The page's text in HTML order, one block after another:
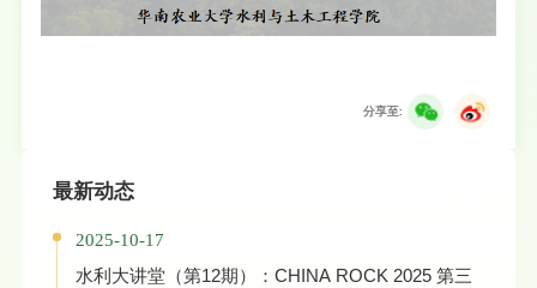
分享至:
最新动态
2025-10-17
水利大讲堂（第12期）：CHINA ROCK 2025 第三